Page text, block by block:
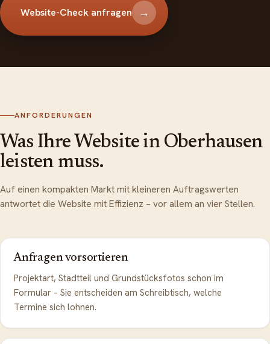
Website-Check anfragen →
ANFORDERUNGEN
Was Ihre Website in Oberhausen
leisten muss.
Auf einen kompakten Markt mit kleineren Auftragswerten
antwortet die Website mit Effizienz – vor allem an vier Stellen.
Anfragen vorsortieren
Projektart, Stadtteil und Grundstücksfotos schon im
Formular – Sie entscheiden am Schreibtisch, welche
Termine sich lohnen.